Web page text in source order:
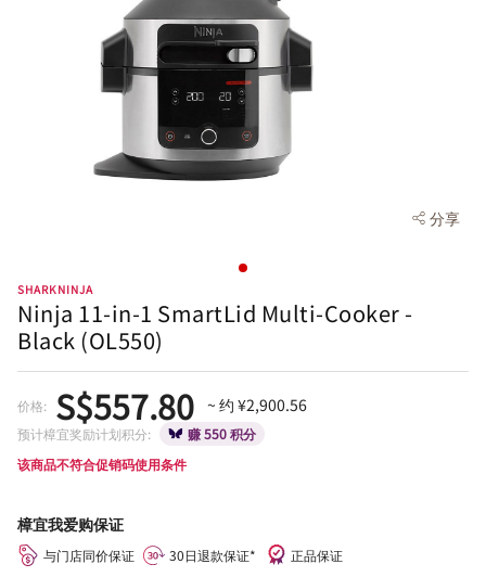
分享
SHARKNINJA
Ninja 11-in-1 SmartLid Multi-Cooker -
Black (OL550)
价格: S$557.80 ~ 约 ¥2,900.56
预计樟宜奖励计划积分:
赚 550 积分
该商品不符合促销码使用条件
樟宜我爱购保证
与门店同价保证 30日退款保证* 正品保证